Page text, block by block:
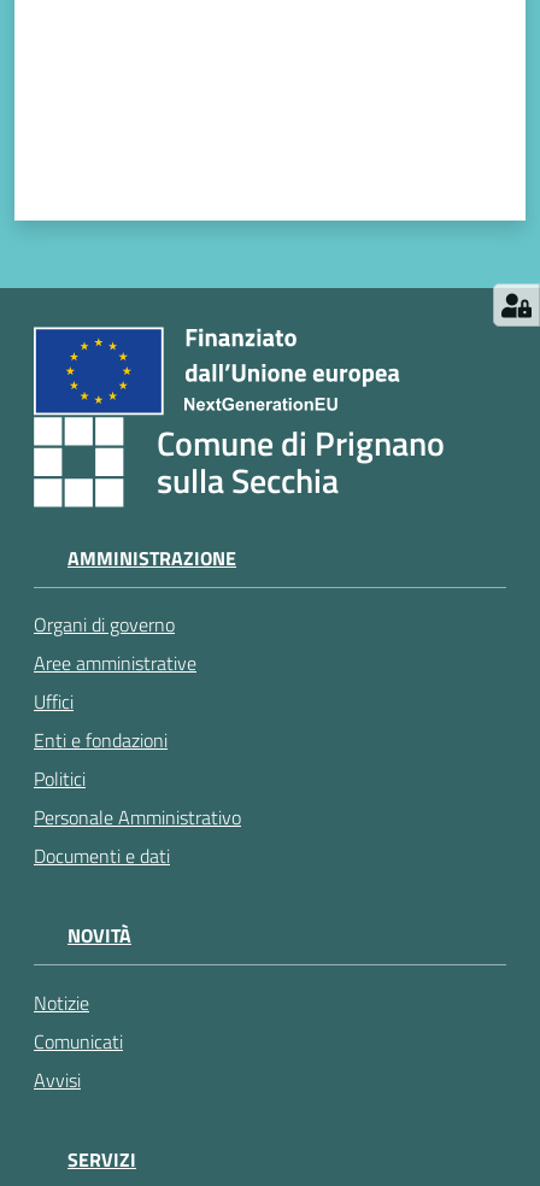
Comune di Prignano
sulla Secchia
AMMINISTRAZIONE
Organi di governo
Aree amministrative
Uffici
Enti e fondazioni
Politici
Personale Amministrativo
Documenti e dati
NOVITÀ
Notizie
Comunicati
Avvisi
SERVIZI